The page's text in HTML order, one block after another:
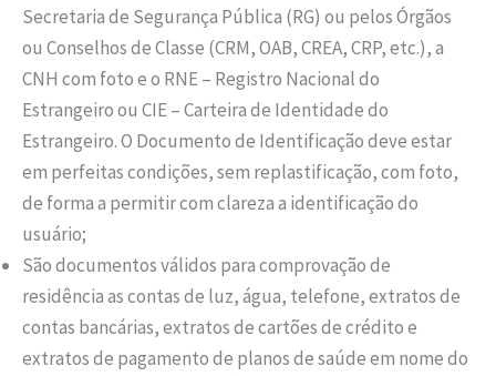
Secretaria de Segurança Pública (RG) ou pelos Órgãos
ou Conselhos de Classe (CRM, OAB, CREA, CRP, etc.), a
CNH com foto e o RNE – Registro Nacional do
Estrangeiro ou CIE – Carteira de Identidade do
Estrangeiro. O Documento de Identificação deve estar
em perfeitas condições, sem replastificação, com foto,
de forma a permitir com clareza a identificação do
usuário;
São documentos válidos para comprovação de
residência as contas de luz, água, telefone, extratos de
contas bancárias, extratos de cartões de crédito e
extratos de pagamento de planos de saúde em nome do